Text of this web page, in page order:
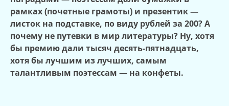
рамках (почетные грамоты) и презентик —
листок на подставке, по виду рублей за 200? А
почему не путевки в мир литературы? Ну, хотя
бы премию дали тысяч десять-пятнадцать,
хотя бы лучшим из лучших, самым
талантливым поэтессам — на конфеты.